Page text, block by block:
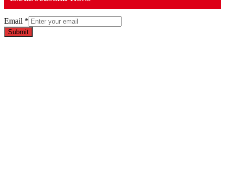
Email *
Submit